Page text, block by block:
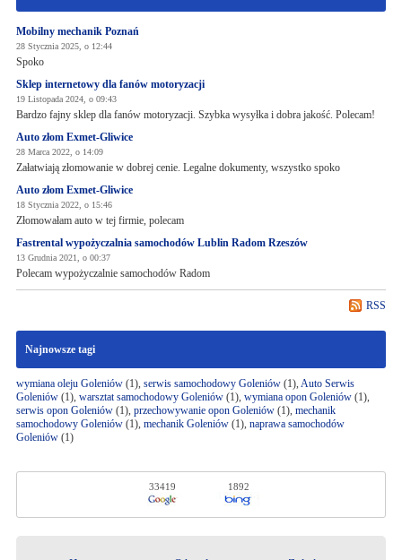
Mobilny mechanik Poznań
28 Stycznia 2025, o 12:44
Spoko
Sklep internetowy dla fanów motoryzacji
19 Listopada 2024, o 09:43
Bardzo fajny sklep dla fanów motoryzacji. Szybka wysyłka i dobra jakość. Polecam!
Auto złom Exmet-Gliwice
28 Marca 2022, o 14:09
Załatwiają złomowanie w dobrej cenie. Legalne dokumenty, wszystko spoko
Auto złom Exmet-Gliwice
18 Stycznia 2022, o 15:46
Złomowałam auto w tej firmie, polecam
Fastrental wypożyczalnia samochodów Lublin Radom Rzeszów
13 Grudnia 2021, o 00:37
Polecam wypożyczalnie samochodów Radom
RSS
Najnowsze tagi
wymiana oleju Goleniów(1), serwis samochodowy Goleniów(1), Auto Serwis
Goleniów(1), warsztat samochodowy Goleniów(1), wymiana opon Goleniów(1),
serwis opon Goleniów(1), przechowywanie opon Goleniów(1), mechanik
samochodowy Goleniów(1), mechanik Goleniów(1), naprawa samochodów
Goleniów(1)
33419 1892